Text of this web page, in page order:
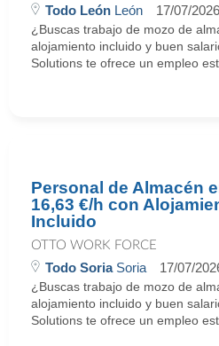
Todo León León 17/07/2026
¿Buscas trabajo de mozo de
alojamiento incluido y buen
Solutions te ofrece un empleo
Personal de Almacén
16,63 €/h con
Incluido
OTTO WORK FORCE
Todo SoriaSoria 17/07/
¿Buscas trabajo de mozo de
alojamiento incluido y buen
Solutions te ofrece un empleo